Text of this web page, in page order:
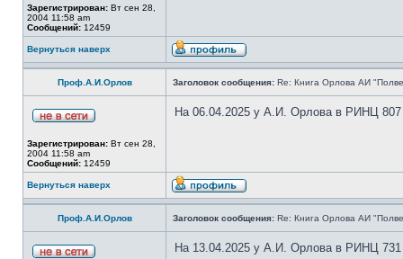
Зарегистрирован: Вт сен 28,
2004 11:58 am
Сообщений: 12459
Вернуться наверх
Проф.А.И.Орлов Заголовок сообщения: Re: Книга Орлова АИ
Зарегистрирован: Вт сен 28,
2004 11:58 am
Сообщений: 12459
На 06.04.2025 у А.И. Орлова в РИНЦ 807
Вернуться наверх
Проф.А.И.Орлов Заголовок сообщения: Re: Книга Орлова АИ
На 13.04.2025 у А.И. Орлова в РИНЦ 731